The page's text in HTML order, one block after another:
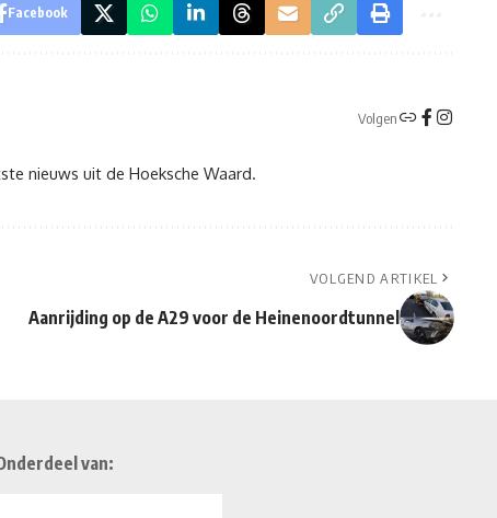
Facebook
Volgen
nieuws uit de Hoeksche Waard.
VOLGEND ARTIKEL
Aanrijding op de A29 voor de Heinenoordtunnel
van: